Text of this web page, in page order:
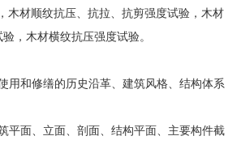
木材顺纹抗压、抗拉、抗剪强度试验，木材
，木材横纹抗压强度试验。
用和修缮的历史沿革、建筑风格、结构体系
平面、立面、剖面、结构平面、主要构件截